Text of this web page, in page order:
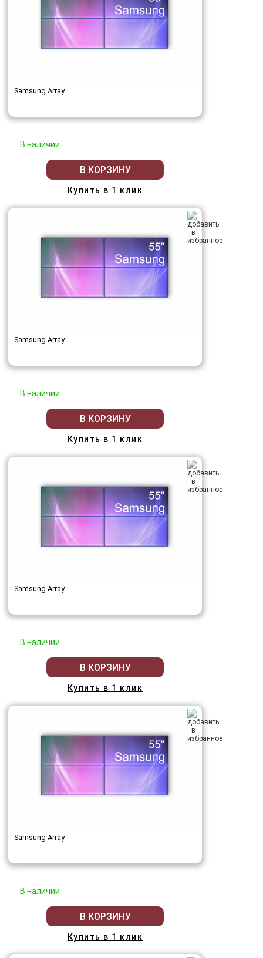
Samsung Array
В наличии
В КОРЗИНУ
Купить в 1 клик
Samsung Array
В наличии
В КОРЗИНУ
Купить в 1 клик
Samsung Array
В наличии
В КОРЗИНУ
Купить в 1 клик
Samsung Array
В наличии
В КОРЗИНУ
Купить в 1 клик